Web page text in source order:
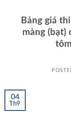
Bảng giá
màng (bạt)
04
Th9